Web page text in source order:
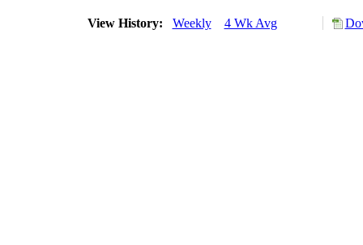
View History: Weekly 4 Wk Avg